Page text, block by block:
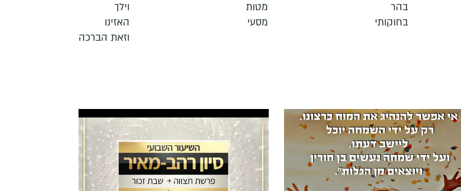
בהר
בחוקותי
מטות
מסעי
וילך
האזינו
וזאת הברכה